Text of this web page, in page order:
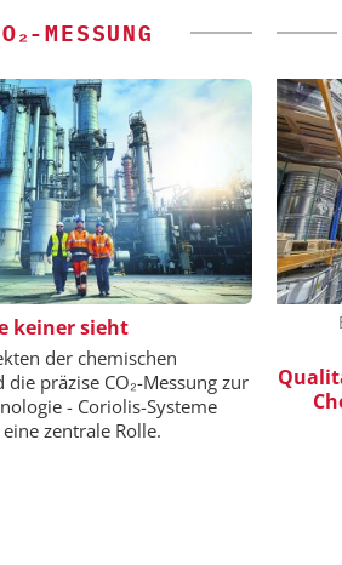
MESSUNG
keiner sieht
der chemischen
präzise CO₂-Messung zur
- Coriolis-Systeme
zentrale Rolle.
C/O WILEY-VCH GMBH
Next
Batteries and Hydrogen